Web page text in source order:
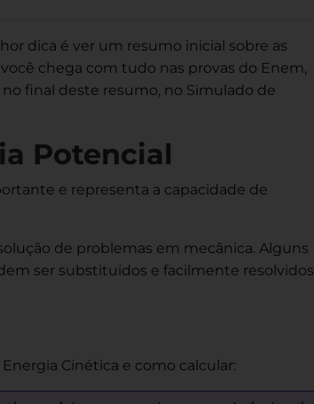
dica é ver um resumo inicial sobre as
chega com tudo nas provas do Enem,
final deste resumo, no Simulado de
Potencial
e representa a capacidade de
de problemas em mecânica. Alguns
ser substituídos e facilmente resolvidos
Cinética e como calcular: